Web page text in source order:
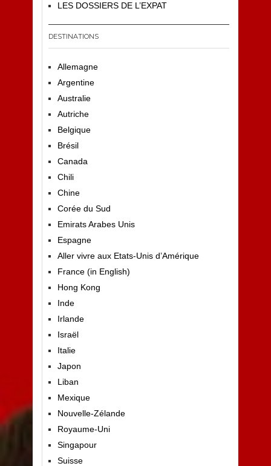
LES DOSSIERS DE L’EXPAT
DESTINATIONS
Allemagne
Argentine
Australie
Autriche
Belgique
Brésil
Canada
Chili
Chine
Corée du Sud
Emirats Arabes Unis
Espagne
Aller vivre aux Etats-Unis d’Amérique
France (in English)
Hong Kong
Inde
Irlande
Israël
Italie
Japon
Liban
Mexique
Nouvelle-Zélande
Royaume-Uni
Singapour
Suisse